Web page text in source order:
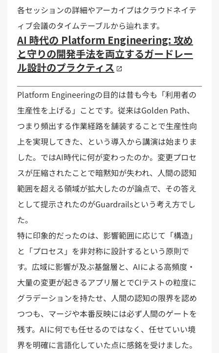
各セッションの詳細やアーカイブはクラウドネイテ
ィブ会議のタイムテーブルから辿れます。
AI 時代の Platform Engineering: 攻め
と守りの開発手法を両立するガードレー
ル設計のプラクティス
Platform Engineeringの目的は昔も今も「利用者の
生産性を上げる」ことです。従来はGolden Path、
つまり頻出する作業経路を舗装することで生産性向
上を実現してきた、という導入から講演は始まりま
した。ではAI時代に何が変わったのか。変更プロセ
スが圧縮されたことで暗黙知が失われ、人間の認知
範囲を超える領域が拡大したのが論点で、その答え
として提示されたのがGuardrailsという考え方でし
た。
特に印象的だったのは、影響範囲に応じて「構造」
と「プロセス」を非対称に設計するという原則で
す。広域に影響が及ぶ基盤層と、AIによる高頻度・
大量の変更が起きるアプリ層とでCIテストの粒度に
グラデーションを持たせ、人間の認知の限界を認め
つつも、マージや本番反映には必ず人間のゲートを
残す。AIに何でも任せるのではなく、任せていい境
界を明確に言語化していた点に感銘を受けました。